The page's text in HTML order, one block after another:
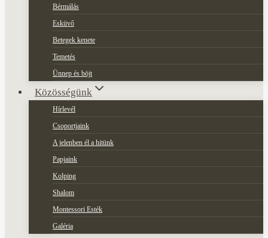
Bérmálás
Esküvő
Betegek kenete
Temetés
Ünnep és böjt
Közösségünk
Hírlevél
Csoportjaink
A jelenben él a hitünk
Papjaink
Kolping
Shalom
Montessori Esték
Galéria